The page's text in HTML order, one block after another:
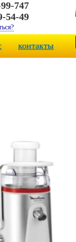
747
54-49
контакты